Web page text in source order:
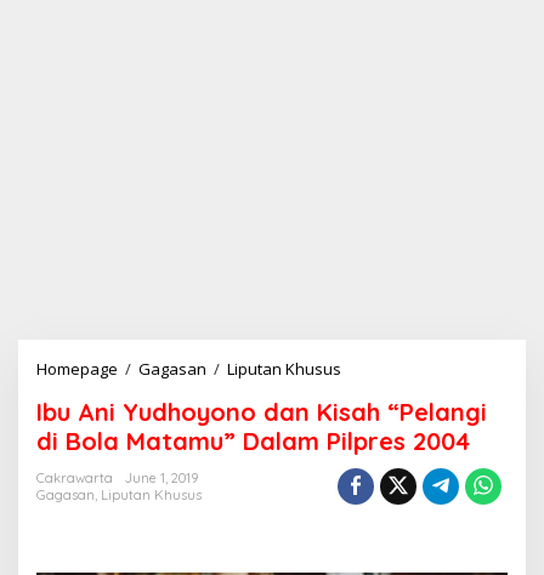
Homepage / Gagasan / Liputan Khusus
u
A
n
i
Y
Ibu Ani Yudhoyono dan Kisah “Pelangi
di Bola Matamu” Dalam Pilpres 2004
Cakrawarta
June 1, 2019
Gagasan, Liputan Khusus